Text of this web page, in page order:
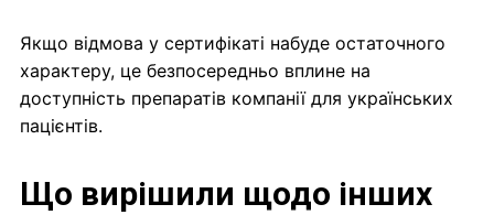
Якщо відмова у сертифікаті набуде остаточного
характеру, це безпосередньо вплине на
доступність препаратів компанії для українських
пацієнтів.
Що вирішили щодо інших